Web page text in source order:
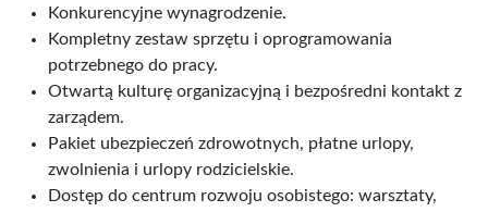
Konkurencyjne wynagrodzenie.
Kompletny zestaw sprzętu i oprogramowania
potrzebnego do pracy.
Otwartą kulturę organizacyjną i bezpośredni kontakt z
zarządem.
Pakiet ubezpieczeń zdrowotnych, płatne urlopy,
zwolnienia i urlopy rodzicielskie.
Dostęp do centrum rozwoju osobistego: warsztaty,